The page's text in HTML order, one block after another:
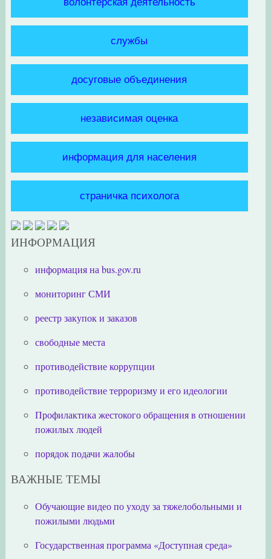
службы
досуговые объединения
независимая оценка
информация для населения
страничка психолога
ИНФОРМАЦИЯ
информация на bus.gov.ru
мониторинг СМИ
реестр закупок и заказов
свободные места
противодействие коррупции
противодействие терроризму и его идеологии
Профилактика жестокого обращения в отношении
пожилых людей
порядок подачи жалобы
ВАЖНЫЕ ТЕМЫ
Обучающие видео по уходу за тяжелобольными и
пожилыми людьми
Государственная программа «Доступная среда»